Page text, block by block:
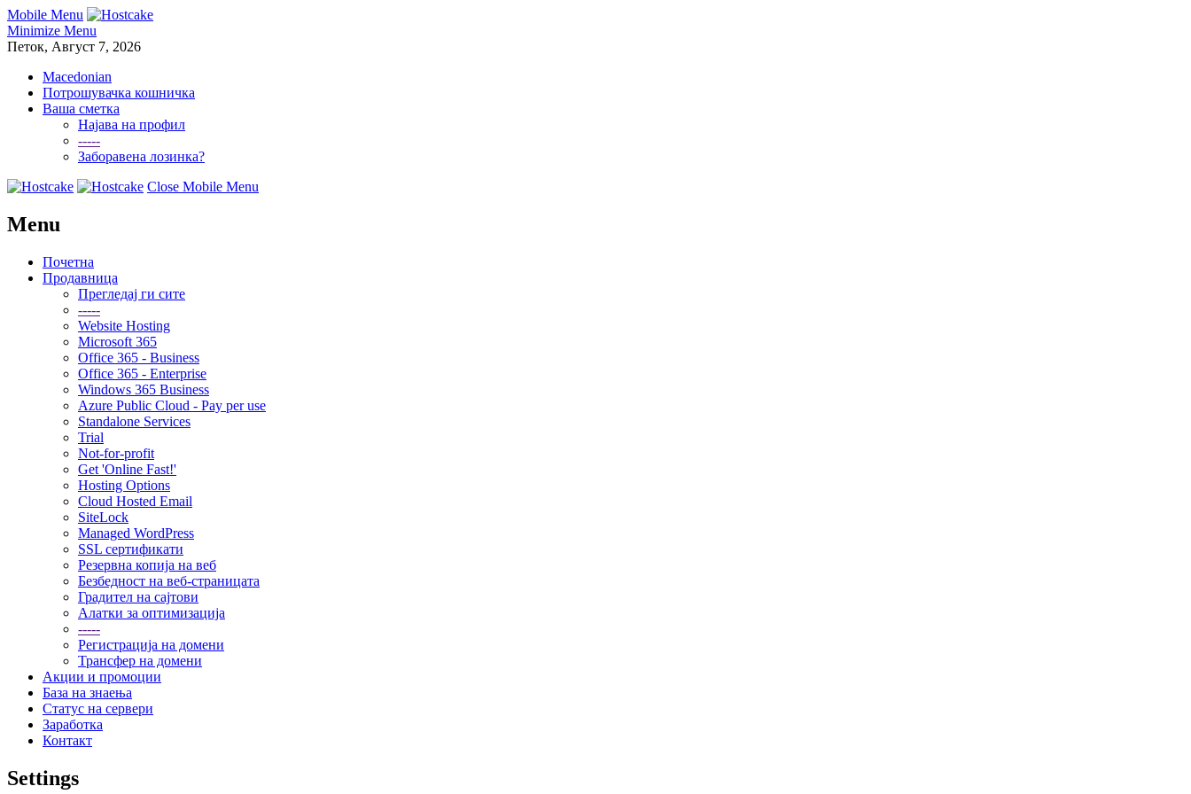
Mobile Menu
Minimize Menu
Петок, Август 7, 2026
Macedonian
Потрошувачка кошничка
Ваша сметка
Најава на профил
-----
Заборавена лозинка?
Close Mobile Menu
Menu
Почетна
Продавница
Прегледај ги сите
-----
Website Hosting
Microsoft 365
Office 365 - Business
Office 365 - Enterprise
Windows 365 Business
Azure Public Cloud - Pay per use
Standalone Services
Trial
Not-for-profit
Get 'Online Fast!'
Hosting Options
Cloud Hosted Email
SiteLock
Managed WordPress
SSL сертификати
Резервна копија на веб
Безбедност на веб-страницата
Градител на сајтови
Алатки за оптимизација
-----
Регистрација на домени
Трансфер на домени
Акции и промоции
База на знаења
Статус на сервери
Заработка
Контакт
Settings